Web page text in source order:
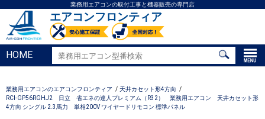
業務用エアコンの取付工事と機器販売の専門店
エアコンフロンティア
HOME
業務用エアコンのエアコンフロンティア
天井カセット形4方向
RCI-GP56RGHJ2 日立 省エネの達人プレミアム（R32） 業務用エアコン 天井カセット形
4方向 シングル 2.3馬力 単相200V ワイヤードリモコン 標準パネル